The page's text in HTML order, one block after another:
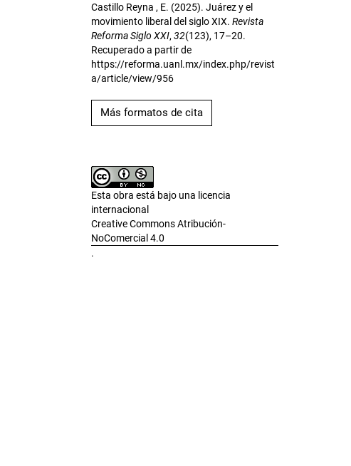
Castillo Reyna , E. (2025). Juárez y el
movimiento liberal del siglo XIX.Revista
Reforma Siglo XXI,32(123), 17–20.
Recuperado a partir de
https://reforma.uanl.mx/index.php/revist
a/article/view/956
Más formatos de cita
Esta obra está bajo una licencia
internacional
Creative Commons Atribución-
NoComercial 4.0
.